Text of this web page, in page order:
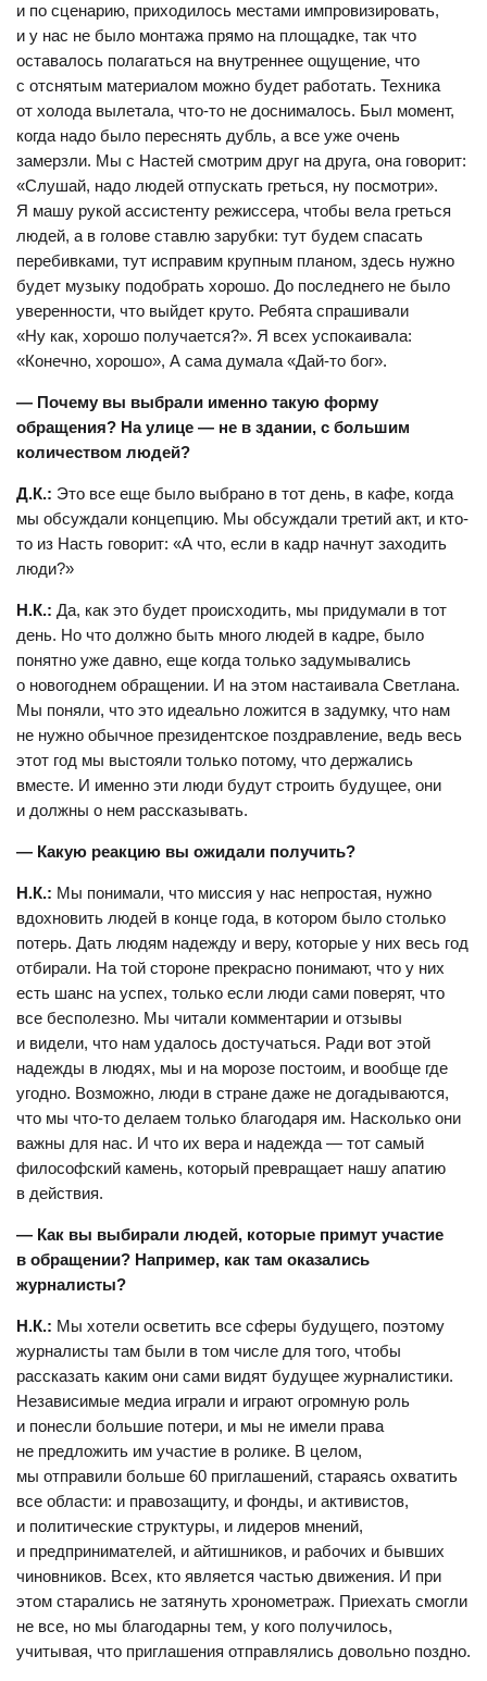
и по сценарию, приходилось местами импровизировать,
и у нас не было монтажа прямо на площадке, так что
оставалось полагаться на внутреннее ощущение, что
с отснятым материалом можно будет работать. Техника
от холода вылетала, что-то не доснималось. Был момент,
когда надо было переснять дубль, а все уже очень
замерзли. Мы с Настей смотрим друг на друга, она говорит:
«Слушай, надо людей отпускать греться, ну посмотри».
Я машу рукой ассистенту режиссера, чтобы вела греться
людей, а в голове ставлю зарубки: тут будем спасать
перебивками, тут исправим крупным планом, здесь нужно
будет музыку подобрать хорошо. До последнего не было
уверенности, что выйдет круто. Ребята спрашивали
«Ну как, хорошо получается?». Я всех успокаивала:
«Конечно, хорошо», А сама думала «Дай-то бог».
— Почему вы выбрали именно такую форму
обращения? На улице — не в здании, с большим
количеством людей?
Д.К.: Это все еще было выбрано в тот день, в кафе, когда
мы обсуждали концепцию. Мы обсуждали третий акт, и кто-
то из Насть говорит: «А что, если в кадр начнут заходить
люди?»
Н.К.: Да, как это будет происходить, мы придумали в тот
день. Но что должно быть много людей в кадре, было
понятно уже давно, еще когда только задумывались
о новогоднем обращении. И на этом настаивала Светлана.
Мы поняли, что это идеально ложится в задумку, что нам
не нужно обычное президентское поздравление, ведь весь
этот год мы выстояли только потому, что держались
вместе. И именно эти люди будут строить будущее, они
и должны о нем рассказывать.
— Какую реакцию вы ожидали получить?
Н.К.: Мы понимали, что миссия у нас непростая, нужно
вдохновить людей в конце года, в котором было столько
потерь. Дать людям надежду и веру, которые у них весь год
отбирали. На той стороне прекрасно понимают, что у них
есть шанс на успех, только если люди сами поверят, что
все бесполезно. Мы читали комментарии и отзывы
и видели, что нам удалось достучаться. Ради вот этой
надежды в людях, мы и на морозе постоим, и вообще где
угодно. Возможно, люди в стране даже не догадываются,
что мы что-то делаем только благодаря им. Насколько они
важны для нас. И что их вера и надежда — тот самый
философский камень, который превращает нашу апатию
в действия.
— Как вы выбирали людей, которые примут участие
в обращении? Например, как там оказались
журналисты?
Н.К.: Мы хотели осветить все сферы будущего, поэтому
журналисты там были в том числе для того, чтобы
рассказать каким они сами видят будущее журналистики.
Независимые медиа играли и играют огромную роль
и понесли большие потери, и мы не имели права
не предложить им участие в ролике. В целом,
мы отправили больше 60 приглашений, стараясь охватить
все области: и правозащиту, и фонды, и активистов,
и политические структуры, и лидеров мнений,
и предпринимателей, и айтишников, и рабочих и бывших
чиновников. Всех, кто является частью движения. И при
этом старались не затянуть хронометраж. Приехать смогли
не все, но мы благодарны тем, у кого получилось,
учитывая, что приглашения отправлялись довольно поздно.